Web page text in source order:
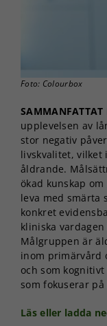
Foto: Colourbox
SAMMANFATTAT
upplevelsen av
stor negativ
livskvalitet,
åldrande.
ökad kunskap
leva med smärta
konkret
kliniska
Målgruppen är
inom primärvård
och som
som fokuserar
Läs eller ladda